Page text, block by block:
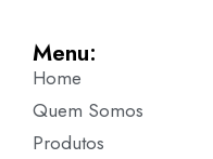
Sexta-feira: das 8h
Menu:
Home